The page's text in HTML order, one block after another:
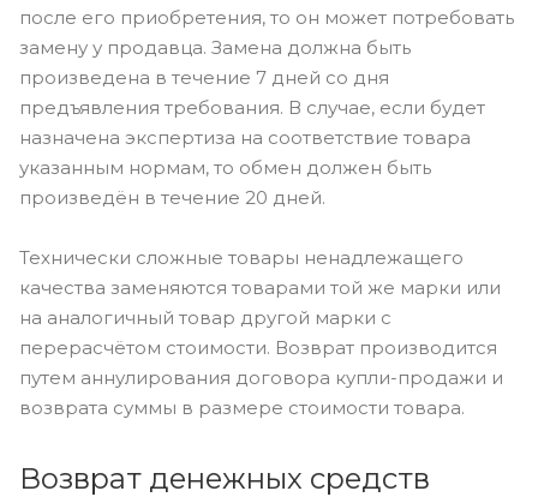
после его приобретения, то он может потребовать
замену у продавца. Замена должна быть
произведена в течение 7 дней со дня
предъявления требования. В случае, если будет
назначена экспертиза на соответствие товара
указанным нормам, то обмен должен быть
произведён в течение 20 дней.
Технически сложные товары ненадлежащего
качества заменяются товарами той же марки или
на аналогичный товар другой марки с
перерасчётом стоимости. Возврат производится
путем аннулирования договора купли-продажи и
возврата суммы в размере стоимости товара.
Возврат денежных средств